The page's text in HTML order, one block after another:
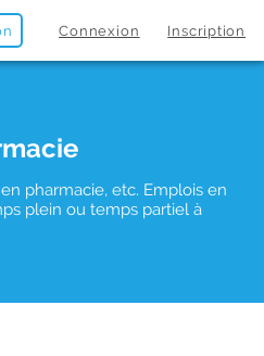
Connexion Inscription
pharmacie, etc. Emplois en
plein ou temps partiel à